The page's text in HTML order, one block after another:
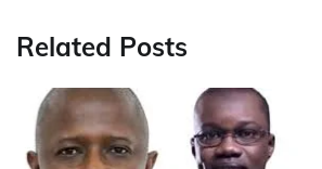
l’article
Related Posts